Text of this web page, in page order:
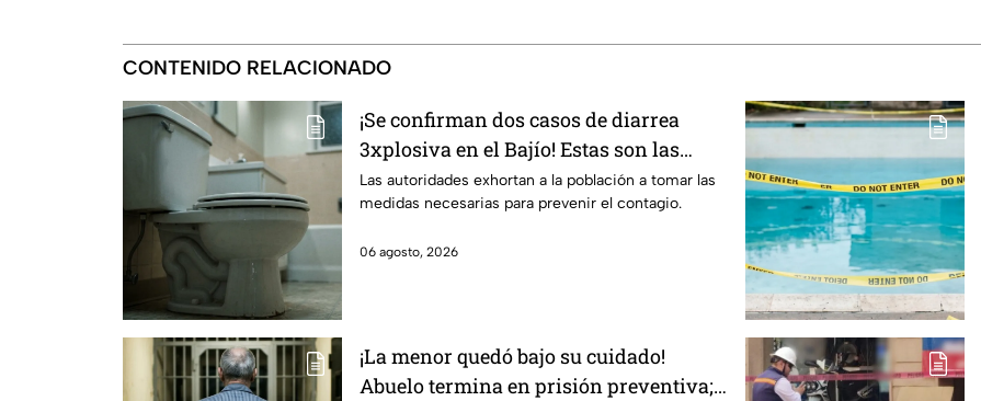
CONTENIDO RELACIONADO
¡Se confirman dos casos de diarrea
3xplosiva en el Bajío! Estas son las
medidas para evitar el contagio
Las autoridades exhortan a la población a tomar las
medidas necesarias para prevenir el contagio.
06 agosto, 2026
¡La menor quedó bajo su cuidado!
Abuelo termina en prisión preventiva;